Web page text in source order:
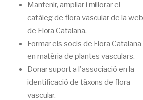
Mantenir, ampliar i millorar el
catàleg de flora vascular de la web
de Flora Catalana.
Formar els socis de Flora Catalana
en matèria de plantes vasculars.
Donar suport a l'associació en la
identificació de tàxons de flora
vascular.